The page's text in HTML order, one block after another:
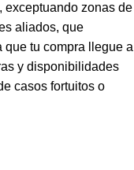
exceptuando zonas de
aliados, que
que tu compra llegue a
y disponibilidades
casos fortuitos o